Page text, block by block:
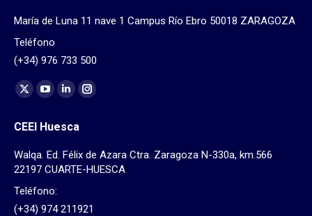
María de Luna 11 nave 1 Campus Río Ebro 50018 ZARAGOZA
Teléfono
(+34) 976 733 500
Find us on:
X
opens
in
new
window
YouTube
opens
in
new
window
Linkedin
opens
in
new
Instagram
in
new
CEEI Huesca
Walqa. Ed. Félix de Azara Ctra. Zaragoza N-330a, km.566
22197 CUARTE-HUESCA
Teléfono:
(+34) 974 211921